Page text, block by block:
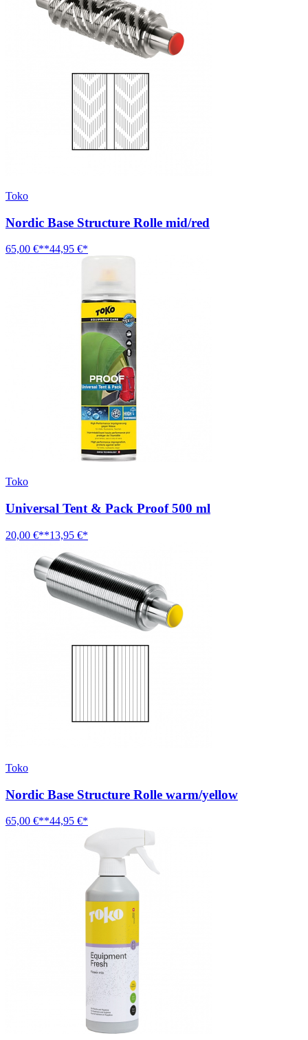
Toko
Nordic Base Structure Rolle mid/red
65,00 €**44,95 €*
Toko
Universal Tent & Pack Proof 500 ml
20,00 €**13,95 €*
Toko
Nordic Base Structure Rolle warm/yellow
65,00 €**44,95 €*